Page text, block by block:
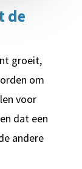
de
groeit,
om
voor
dat een
andere